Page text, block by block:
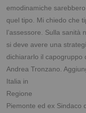
emodinamiche
quel tipo. Mi chiedo che
l’assessore. Sulla sanità
si deve avere una
dichiararlo il capogruppo
Andrea Tronzano.
Italia in
Regione
Piemonte ed ex Sindaco